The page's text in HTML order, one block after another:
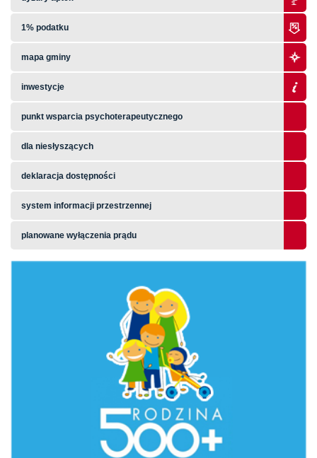
1% podatku
mapa gminy
inwestycje
punkt wsparcia psychoterapeutycznego
dla niesłyszących
deklaracja dostępności
system informacji przestrzennej
planowane wyłączenia prądu